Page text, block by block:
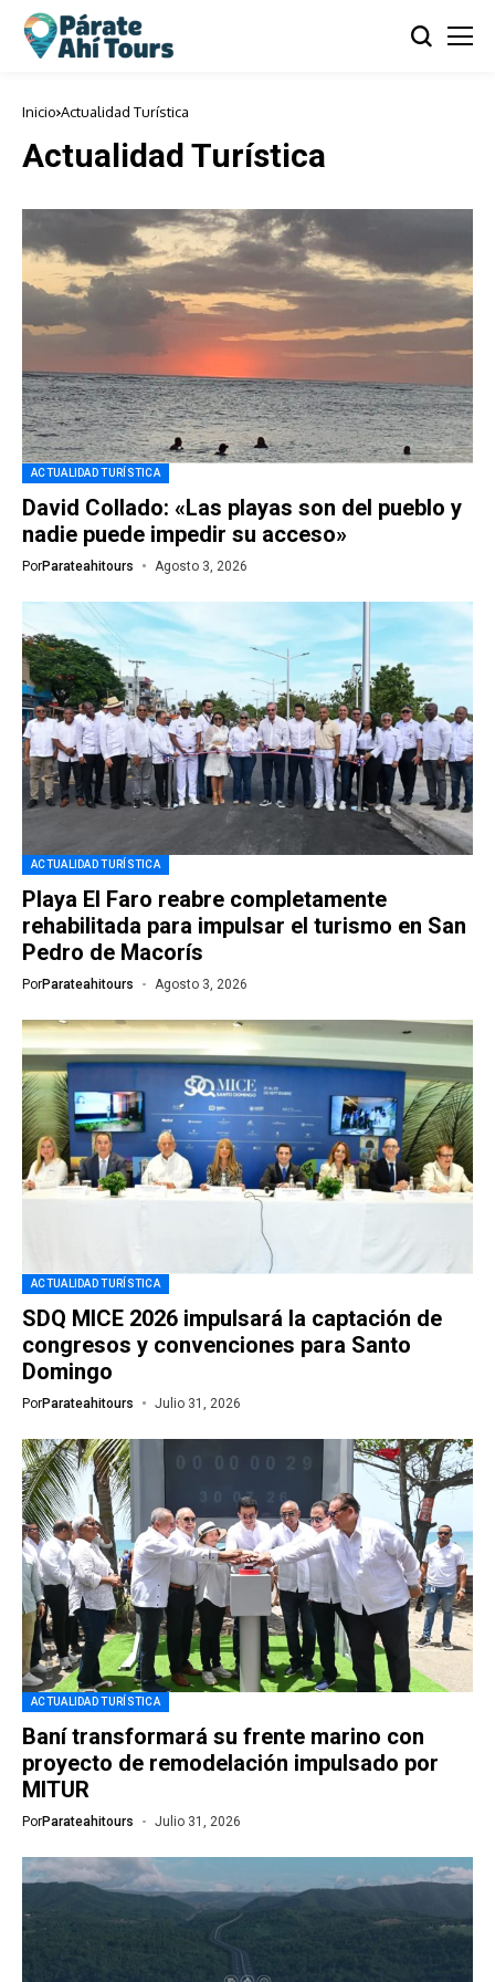
Inicio Actualidad Turística
Actualidad Turística
ACTUALIDAD TURÍSTICA
David Collado: «Las playas son del pueblo y
nadie puede impedir su acceso»
PorParateahitours Agosto 3, 2026
ACTUALIDAD TURÍSTICA
Playa El Faro reabre completamente
rehabilitada para impulsar el turismo en San
Pedro de Macorís
PorParateahitours Agosto 3, 2026
ACTUALIDAD TURÍSTICA
SDQ MICE 2026 impulsará la captación de
congresos y convenciones para Santo
Domingo
PorParateahitours Julio 31, 2026
ACTUALIDAD TURÍSTICA
Baní transformará su frente marino con
proyecto de remodelación impulsado por
MITUR
PorParateahitours Julio 31, 2026